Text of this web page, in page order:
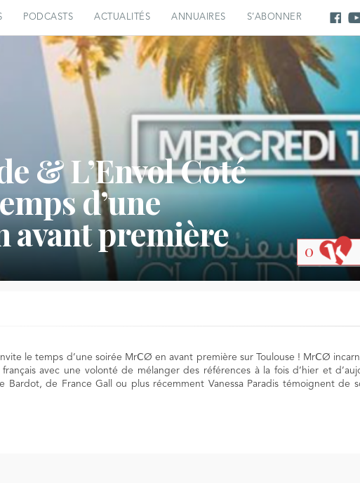
PODCASTS ACTUALITÉS ANNUAIRES S’ABONNER
& L’Envol Coté
d’une
avant première 0
le temps d’une soirée MrⅭØ en avant première sur Toulouse ! MrⅭØ
avec une volonté de mélanger des références à la fois d’hier et
Bardot, de France Gall ou plus récemment Vanessa Paradis témoignent de